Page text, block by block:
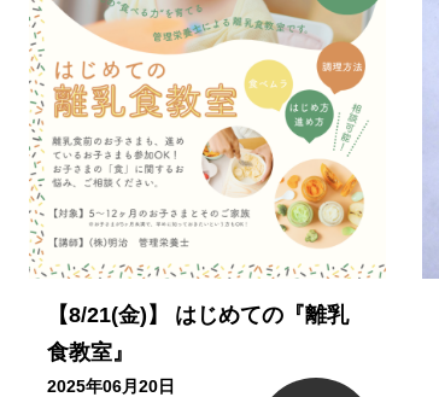
【8/21(金)】 はじめての『離乳
食教室』
2025年06月20日